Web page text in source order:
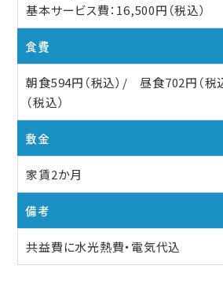
基本サービス費：16,500円（税込）
食費
朝食594円（税込）/ 昼食702円（
（税込）
敷金
家賃2か月
備考
共益費に水光熱費・電気代込